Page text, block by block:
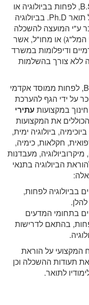
מועמד שהוא בעל תואר ראשון, B.Sc, לפחות בביולוגיה או
M.D. ברפואה ו/או בווטרינריה ו/או בעל תואר Ph.D. בביולוגיה
ע"י המועצה להשכלה
המל"ג) או מחו"ל, אשר
ודיפלומות במשרד
ללא צורך בהשלמות
מועמד שהוא בעל תואר ראשון, B.Sc, לפחות ממוסד אקדמי
על ידי הגף להערכת
במקצועותעתירי
מצוינים בסעיף 2.1 והכוללים את המקצועות
ביולוגיה ימית,
חקלאות, כימיה,
מעבדנות
הביולוגיה בתנאי
בביולוגיה לפחות,
בתחומי המדעים
לפחות, בהתאם לדרישות
המקצועי על הוראת
תעודות ההשכלה וכן
לתואר.